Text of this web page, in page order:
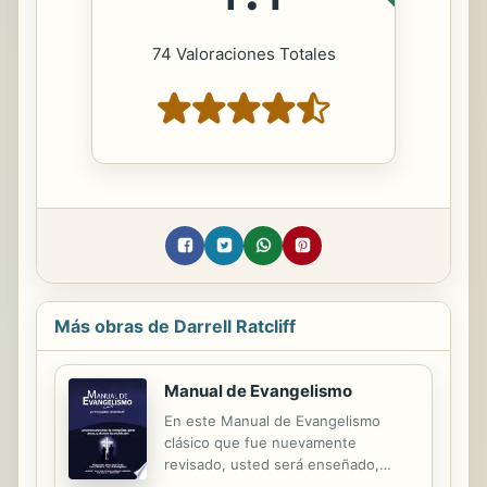
74 Valoraciones Totales
Más obras de Darrell Ratcliff
Manual de Evangelismo
En este Manual de Evangelismo
clásico que fue nuevamente
revisado, usted será enseñado,